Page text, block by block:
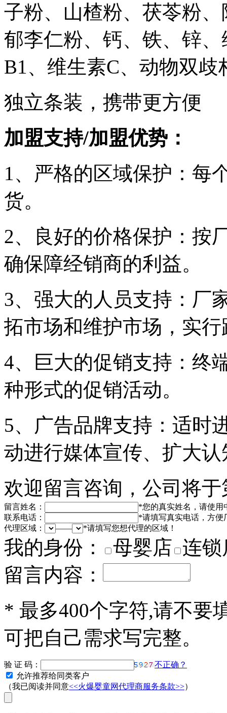
子粉、山楂粉、茯苓粉
郁李仁粉、钙、铁、锌
B1、维生素C、动物双歧
独立条装，携带更方便
加盟支持/加盟优势：
1、严格的区域保护：每
货。
2、良好的价格保护：按
确保障经销商的利益。
3、强大的人员支持：厂
拓市场和维护市场，实
4、巨大的促销支持：终
种形式的促销活动。
5、广告品牌支持：适时
动进行媒体宣传、扩大认
欢迎留言咨询，公司将
留言姓名： *您的真实姓名，请使用
联系电话：
*请填写真实电话，方便
代理区域：
—— *请填写您想代理的区域！
我的身份： 母婴店 连锁
留言内容：
* 最多400个字符,请不要
可把自己需求写完整。
验 证 码：
不正确？
允许推荐给同类客户
（我已阅读并同意<<火爆婴童网代理商服务条款>>）